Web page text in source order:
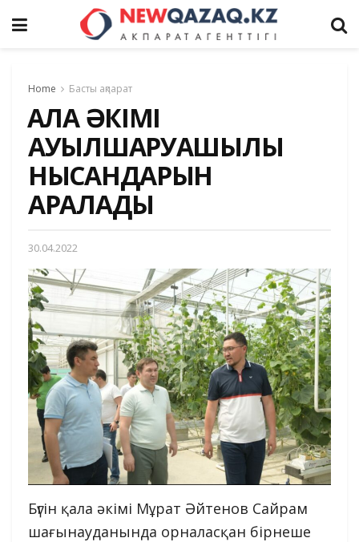
Home Басты ақпарат
ҚАЛА ӘКІМІ
АУЫЛШАРУАШЫЛЫҚ
НЫСАНДАРЫН
АРАЛАДЫ
30.04.2022
Бүгін қала әкімі Мұрат Әйтенов Сайрам
шағынауданында орналасқан бірнеше